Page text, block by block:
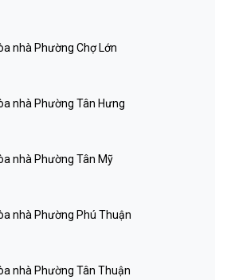
nhà Phường Chợ Lớn
nhà Phường Tân Hưng
nhà Phường Tân Mỹ
nhà Phường Phú Thuận
nhà Phường Tân Thuận